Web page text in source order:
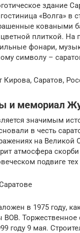
здание
«Волга» в
коваными
плиткой. На
фонари,
символу –
Кирова, Саратов,
и мемориал
значимым
в честь
на Великой
атмосфера
подвиге
в 1975 году,
ВОВ. Торжественное
году 9 мая.